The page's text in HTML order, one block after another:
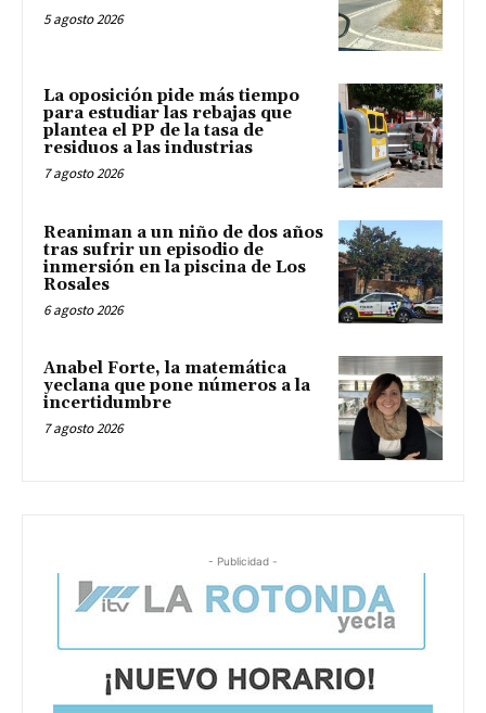
5 agosto 2026
La oposición pide más tiempo
para estudiar las rebajas que
plantea el PP de la tasa de
residuos a las industrias
7 agosto 2026
Reaniman a un niño de dos años
tras sufrir un episodio de
inmersión en la piscina de Los
Rosales
6 agosto 2026
Anabel Forte, la matemática
yeclana que pone números a la
incertidumbre
7 agosto 2026
- Publicidad -